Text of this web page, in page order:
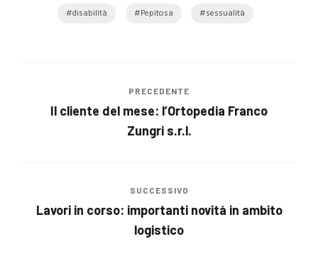
disabilità Pepitosa sessualità
PRECEDENTE
Il cliente del mese: l’Ortopedia Franco
Zungri s.r.l.
SUCCESSIVO
Lavori in corso: importanti novità in ambito
logistico